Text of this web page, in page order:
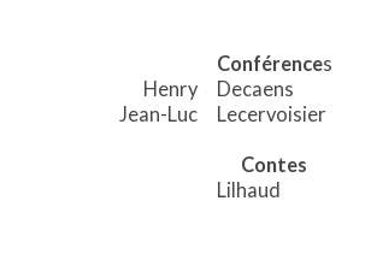
Conférences
Henry
Decaens
Jean-Luc
Lecervoisier
Contes
Lilhaud